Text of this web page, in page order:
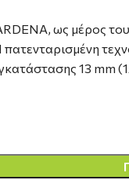
ως μέρος
13 mm